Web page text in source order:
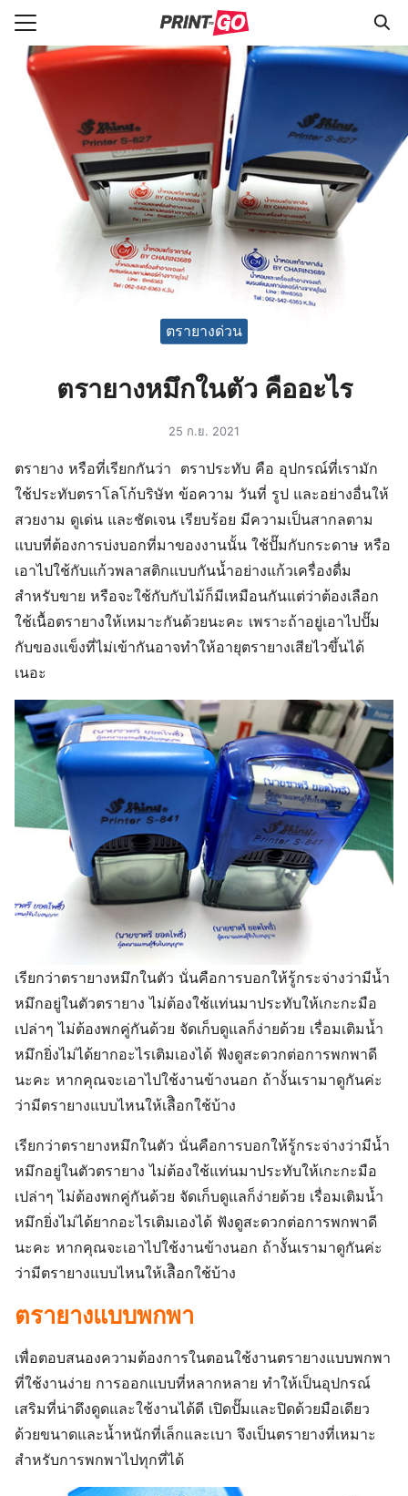
Skip
content
Search
for:
ตรายางด่วน
ตรายางหมึกในตัว คืออะไร
25 ก.ย. 2021
ตรายาง​ หรือที่เรียกกันว่า ตราประทับ​ คือ​ อุปกรณ์ที่เรามัก
ใช้ประทับ​ตราโลโก้​บริษัท ข้อความ​ วันที่​ รูป​ และอย่างอื่นให้
สวยงาม ดูเด่น และชัดเจน เรียบร้อย มีความเป็นสากลตาม
แบบที่ต้องการบ่งบอกที่มาของงานนั้น​ ใช้ปั๊มกับกระดาษ​ หรือ
เอาไปใช้​กับแก้วพลาสติกแบบกันน้ำ​อย่างแก้วเครื่องดื่ม
สำหรับขาย​ หรือจะใช้กับกับไม้ก็มีเหมือนกันแต่ว่าต้องเลือก
ใช้เนื้อตรายางให้เหมาะกันด้วยนะคะ​ เพราะถ้าอยู่เอา​ไปปั๊ม
กับของเเข็งที่​ไม่เข้ากัน​อาจทำให้อายุตรายางเสียไวขึ้นได้​​
เนอะ​
เรียกว่าตรายาง​หมึกในตัว​ นั่น​คือการบอกให้รู้กระจ่างว่ามีน้ำ
หมึกอยู่ในตัวตรายาง​ ไม่ต้องใช้แท่นมาประทับให้เกะกะมือ
เปล่าๆ​ ไม่ต้องพกคู่กันด้วย จัดเก็บดูแลก็​ง่าย​ด้วย​ เรื่อมเติมน้ำ
หมึกยิ่งไม่ได้ยากอะไรเติมเองได้​ ฟังดูสะดวกต่อการพกพาดี​
นะคะ​ หากคุณจะเอาไปใช้งานข้างนอก​ ถ้างั้นเรามาดูกันค่ะ
ว่ามีตรายางแบบไหนให้เลืิอกใช้บ้าง​
เรียกว่าตรายาง​หมึกในตัว​ นั่น​คือการบอกให้รู้กระจ่างว่ามีน้ำ
หมึกอยู่ในตัวตรายาง​ ไม่ต้องใช้แท่นมาประทับให้เกะกะมือ
เปล่าๆ​ ไม่ต้องพกคู่กันด้วย จัดเก็บดูแลก็​ง่าย​ด้วย​ เรื่อมเติมน้ำ
หมึกยิ่งไม่ได้ยากอะไรเติมเองได้​ ฟังดูสะดวกต่อการพกพาดี​
นะคะ​ หากคุณจะเอาไปใช้งานข้างนอก​ ถ้างั้นเรามาดูกันค่ะ
ว่ามีตรายางแบบไหนให้เลืิอกใช้บ้าง​
ตรายางแบบพกพา
เพื่อตอบสนองความต้องการในตอนใช้งานตรายางแบบพกพา
ที่ใช้งานง่าย การออกแบบที่หลากหลาย​ ทำให้เป็นอุปกรณ์
เสริมที่น่าดึงดูดและใช้งานได้ดี​ เปิดปั๊มและปิดด้วยมือเดียว
ด้วยขนาดและน้ำหนักที่เล็กและเบา จึงเป็นตรายางที่เหมาะ
สำหรับการพกพาไปทุกที่ได้